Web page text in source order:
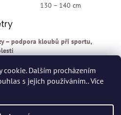
Dalším procházením
s jejich používáním.. Více
140 cm
– podpora kloubů při sportu,